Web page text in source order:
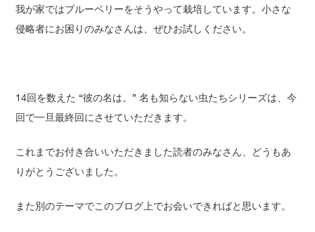
我が家ではブルーベリーをそうやって栽培しています。小さな
侵略者にお困りのみなさんは、ぜひお試しください。
14回を数えた “彼の名は。” 名も知らない虫たちシリーズは、今
回で一旦最終回にさせていただきます。
これまでお付き合いいただきました読者のみなさん、どうもあ
りがとうございました。
また別のテーマでこのブログ上でお会いできればと思います。